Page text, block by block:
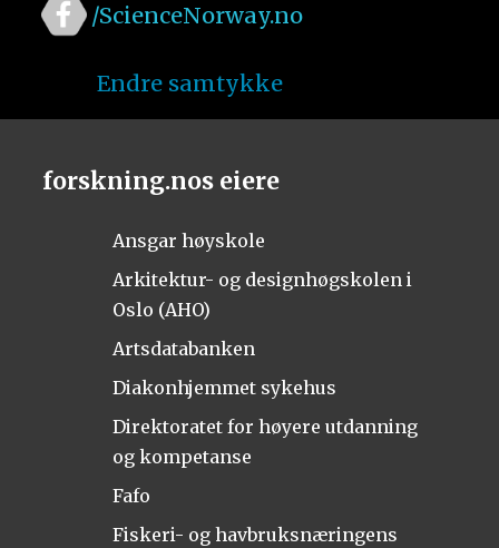
/ScienceNorway.no
Endre samtykke
forskning.nos eiere
Ansgar høyskole
Arkitektur- og designhøgskolen i
Oslo (AHO)
Artsdatabanken
Diakonhjemmet sykehus
Direktoratet for høyere utdanning
og kompetanse
Fafo
Fiskeri- og havbruksnæringens